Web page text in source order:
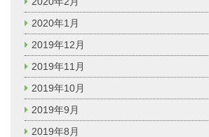
2020年1月
2019年12月
2019年11月
2019年10月
2019年9月
2019年8月